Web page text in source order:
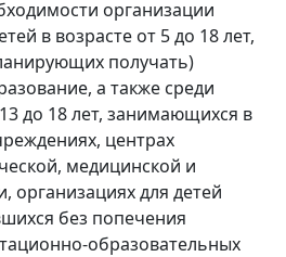
организации
в возрасте от 5 до 18 лет,
получать)
а также среди
до 18 лет, занимающихся в
центрах
медицинской и
для детей
без попечения
образовательных